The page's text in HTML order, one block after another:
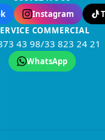
Instagram
COMMERCIAL
43 98/33 823 24 21
WhatsApp
Salut 👋 je suis
En quoi puis je vous